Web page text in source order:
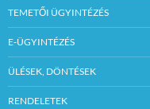
TEMETŐI ÜGYINTÉZÉS
E-ÜGYINTÉZÉS
ÜLÉSEK, DÖNTÉSEK
RENDELETEK